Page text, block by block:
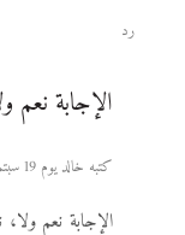
رد
الإجابة نعم
كتبه خالد يوم 19 سبتمبر 2010 حوالي الساعة 20:42
الإجابة نعم